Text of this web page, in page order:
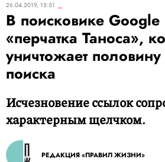
26.04.2019, 15:51
В поисковике Google
«перчатка Таноса»,
уничтожает половину
поиска
Исчезновение ссылок
характерным щелчком.
РЕДАКЦИЯ «ПРАВИЛ ЖИЗНИ»